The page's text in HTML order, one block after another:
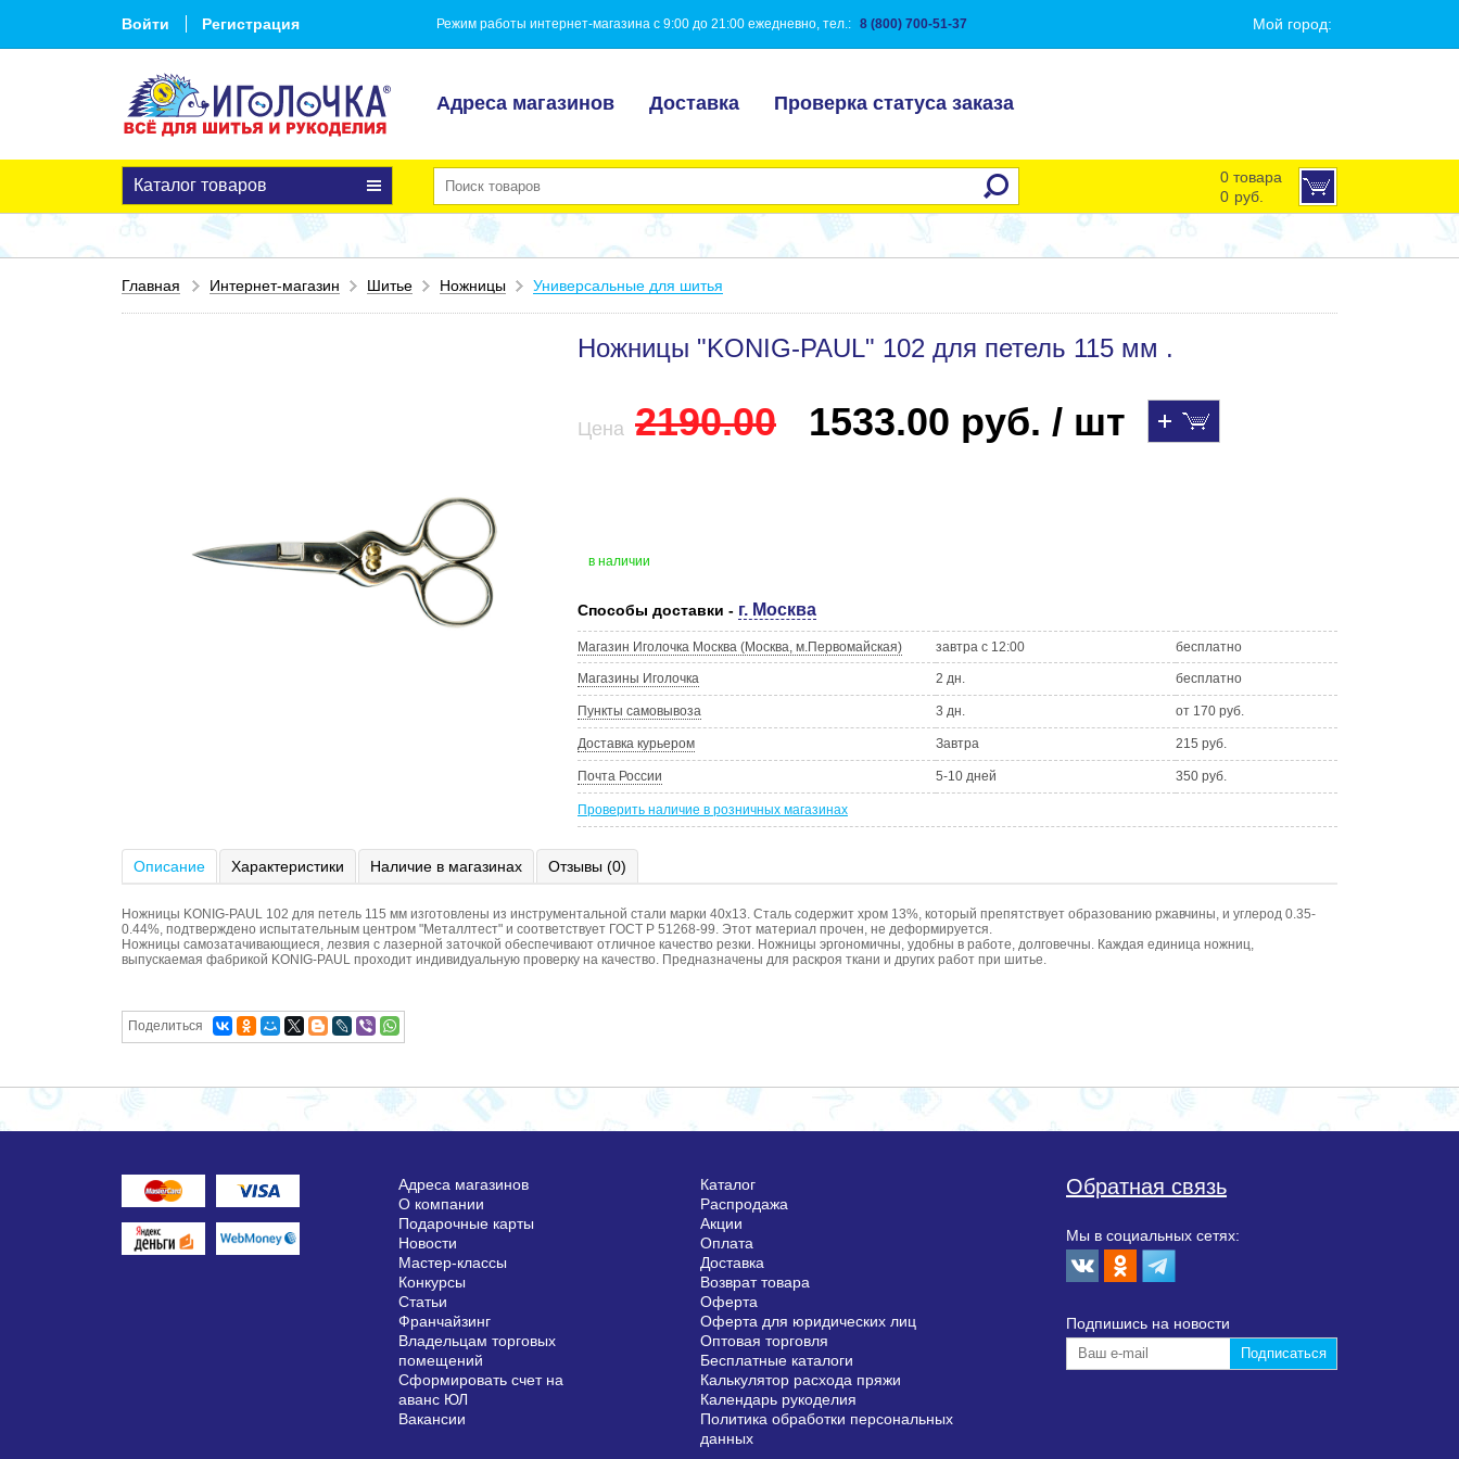
Войти Регистрация Режим работы интернет-магазина с 9:00 до 21:00 ежедневно, тел.: 8 (800) 700-51-37 Мой город:
Адреса магазинов Доставка Проверка статуса заказа
Каталог товаров
0 товара
0 руб.
Главная Интернет-магазин Шитье Ножницы Универсальные для шитья
Ножницы "KONIG-PAUL" 102 для петель 115 мм .
Цена 2190.00 1533.00 руб. / шт
в наличии
Способы доставки - г. Москва
Магазин Иголочка Москва (Москва, м.Первомайская) завтра с 12:00 бесплатно
Магазины Иголочка 2 дн. бесплатно
Пункты самовывоза 3 дн. от 170 руб.
Доставка курьером Завтра 215 руб.
Почта России 5-10 дней 350 руб.
Проверить наличие в розничных магазинах
Описание Характеристики Наличие в магазинах Отзывы (0)
Ножницы KONIG-PAUL 102 для петель 115 мм изготовлены из инструментальной стали марки 40х13. Сталь содержит хром 13%, который препятствует образованию ржавчины, и углерод 0.35-
0.44%, подтверждено испытательным центром "Металлтест" и соответствует ГОСТ Р 51268-99. Этот материал прочен, не деформируется.
Ножницы самозатачивающиеся, лезвия с лазерной заточкой обеспечивают отличное качество резки. Ножницы эргономичны, удобны в работе, долговечны. Каждая единица ножниц,
выпускаемая фабрикой KONIG-PAUL проходит индивидуальную проверку на качество. Предназначены для раскроя ткани и других работ при шитье.
Поделиться
Адреса магазинов
О компании
Подарочные карты
Новости
Мастер-классы
Конкурсы
Статьи
Франчайзинг
Владельцам торговых
помещений
Сформировать счет на
аванс ЮЛ
Вакансии
Каталог
Распродажа
Акции
Оплата
Доставка
Возврат товара
Оферта
Оферта для юридических лиц
Оптовая торговля
Бесплатные каталоги
Калькулятор расхода пряжи
Календарь рукоделия
Политика обработки персональных
данных
Обратная связь
Мы в социальных сетях:
Подпишиcь на новости